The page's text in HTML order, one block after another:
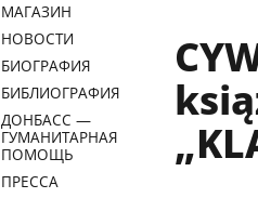
МАГАЗИН
НОВОСТИ
БИОГРАФИЯ
БИБЛИОГРАФИЯ
ДОНБАСС —
ГУМАНИТАРНАЯ
ПОМОЩЬ
ПРЕССА